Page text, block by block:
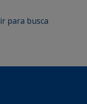
ir para busca